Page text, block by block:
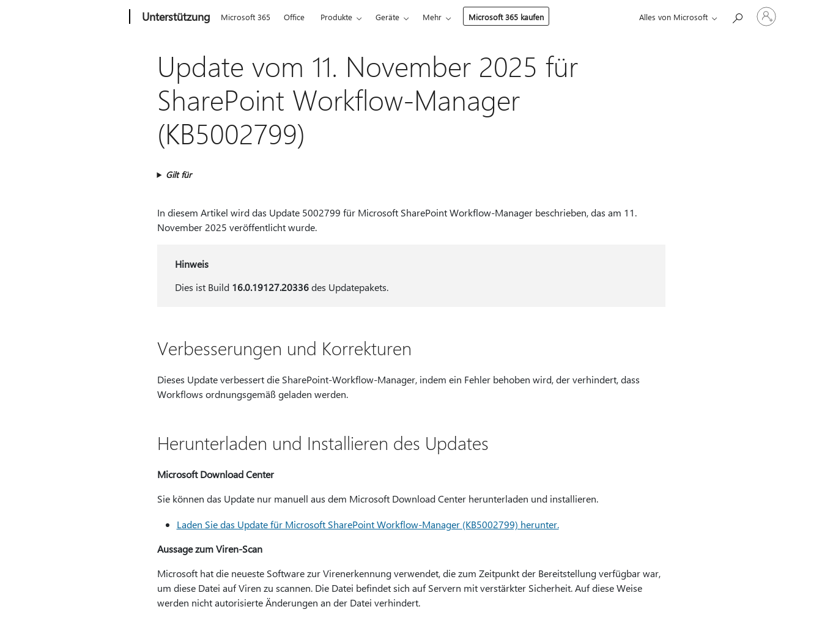
Unterstützung Microsoft 365 Office Produkte Geräte Mehr Microsoft 365 kaufen Alles von Microsoft
Bei
Ihrem
Konto
Update vom 11. November 2025 für
SharePoint Workflow-Manager
(KB5002799)
Gilt für
In diesem Artikel wird das Update 5002799 für Microsoft SharePoint Workflow-Manager beschrieben, das am 11.
November 2025 veröffentlicht wurde.
Hinweis
Dies ist Build 16.0.19127.20336des Updatepakets.
Verbesserungen und Korrekturen
Dieses Update verbessert die SharePoint-Workflow-Manager, indem ein Fehler behoben wird, der verhindert, dass
Workflows ordnungsgemäß geladen werden.
Herunterladen und Installieren des Updates
Microsoft Download Center
Sie können das Update nur manuell aus dem Microsoft Download Center herunterladen und installieren.
Laden Sie das Update für Microsoft SharePoint Workflow-Manager (KB5002799) herunter.
Aussage zum Viren-Scan
Microsoft hat die neueste Software zur Virenerkennung verwendet, die zum Zeitpunkt der Bereitstellung verfügbar war,
um diese Datei auf Viren zu scannen. Die Datei befindet sich auf Servern mit verstärkter Sicherheit. Auf diese Weise
werden nicht autorisierte Änderungen an der Datei verhindert.